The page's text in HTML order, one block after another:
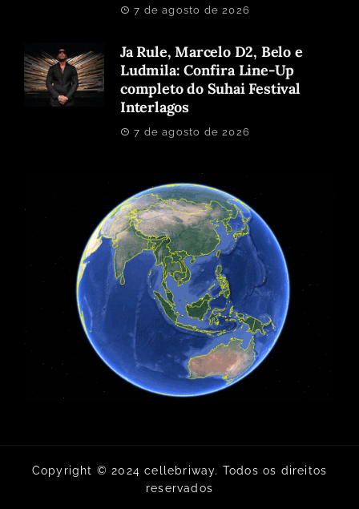
7 de agosto de 2026
Ja Rule, Marcelo D2, Belo e
Ludmila: Confira Line-Up
completo do Suhai Festival
Interlagos
7 de agosto de 2026
Copyright © 2024 cellebriway. Todos os direitos
reservados